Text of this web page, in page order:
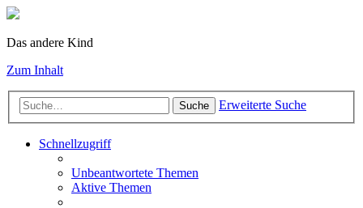
Das andere Kind
Zum Inhalt
Suche Erweiterte Suche
Schnellzugriff
Unbeantwortete Themen
Aktive Themen